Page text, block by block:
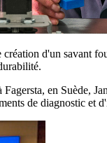
d'un savant
en Suède,
de diagnostic et